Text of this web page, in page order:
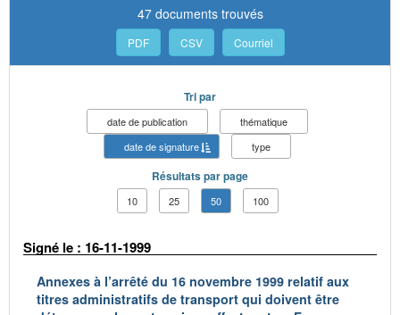
47 documents trouvés
PDF CSV Courriel
Tri par
date de publication
thématique
date de signature
type
Résultats par page
10 25 50 100
Signé le : 16-11-1999
Annexes à l’arrêté du 16 novembre 1999 relatif aux
titres administratifs de transport qui doivent être